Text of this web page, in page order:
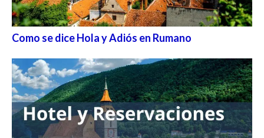
Como se dice Hola y Adiós en Rumano